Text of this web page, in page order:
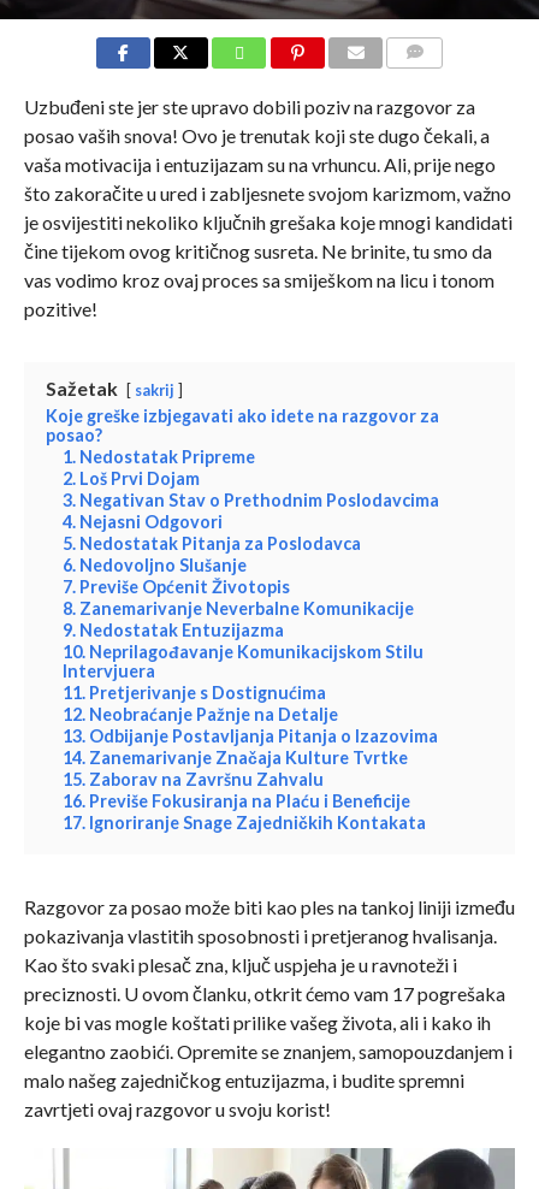
Uzbuđeni ste jer ste upravo dobili poziv na razgovor za
posao vaših snova! Ovo je trenutak koji ste dugo čekali, a
vaša motivacija i entuzijazam su na vrhuncu. Ali, prije nego
što zakoračite u ured i zabljesnete svojom karizmom, važno
je osvijestiti nekoliko ključnih grešaka koje mnogi kandidati
čine tijekom ovog kritičnog susreta. Ne brinite, tu smo da
vas vodimo kroz ovaj proces sa smiješkom na licu i tonom
pozitive!
Sažetak sakrij
Koje greške izbjegavati ako idete na razgovor za
posao?
1. Nedostatak Pripreme
2. Loš Prvi Dojam
3. Negativan Stav o Prethodnim Poslodavcima
4. Nejasni Odgovori
5. Nedostatak Pitanja za Poslodavca
6. Nedovoljno Slušanje
7. Previše Općenit Životopis
8. Zanemarivanje Neverbalne Komunikacije
9. Nedostatak Entuzijazma
10. Neprilagođavanje Komunikacijskom Stilu
Intervjuera
11. Pretjerivanje s Dostignućima
12. Neobraćanje Pažnje na Detalje
13. Odbijanje Postavljanja Pitanja o Izazovima
14. Zanemarivanje Značaja Kulture Tvrtke
15. Zaborav na Završnu Zahvalu
16. Previše Fokusiranja na Plaću i Beneficije
17. Ignoriranje Snage Zajedničkih Kontakata
Razgovor za posao može biti kao ples na tankoj liniji između
pokazivanja vlastitih sposobnosti i pretjeranog hvalisanja.
Kao što svaki plesač zna, ključ uspjeha je u ravnoteži i
preciznosti. U ovom članku, otkrit ćemo vam 17 pogrešaka
koje bi vas mogle koštati prilike vašeg života, ali i kako ih
elegantno zaobići. Opremite se znanjem, samopouzdanjem i
malo našeg zajedničkog entuzijazma, i budite spremni
zavrtjeti ovaj razgovor u svoju korist!